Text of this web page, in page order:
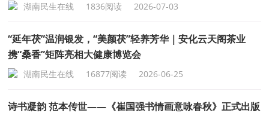
湖南民生在线 1836阅读 2026-07-03
“延年茯”温润银发，“美颜茯”轻养芳华｜安化云天阁茶业
携“桑香”矩阵亮相大健康博览会
湖南民生在线 16877阅读 2026-06-25
诗书凝韵 范本传世——《崔国强书情画意咏春秋》正式出版